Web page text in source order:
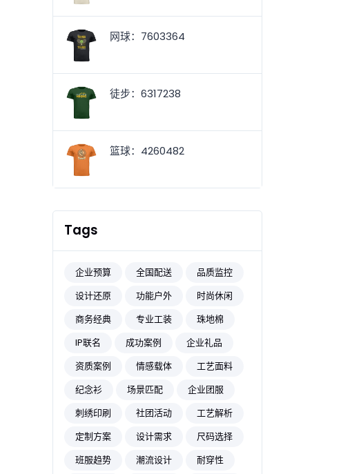
网球：7603364
徒步：6317238
篮球：4260482
Tags
企业预算 全国配送
品质监控
设计还原
功能户外
时尚休闲
商务经典
专业工装
珠地棉
IP联名
成功案例
企业礼品
资质案例
情感载体
工艺面料
纪念衫
场景匹配
企业团服
刺绣印刷
社团活动
工艺解析
定制方案
设计需求
尺码选择
班服趋势
潮流设计
耐穿性